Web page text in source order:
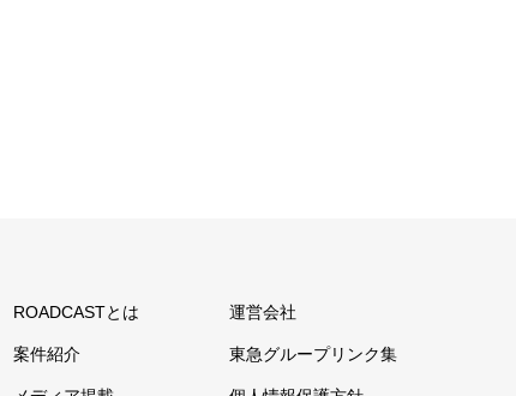
ROADCASTとは
案件紹介
運営会社
東急グループリンク集